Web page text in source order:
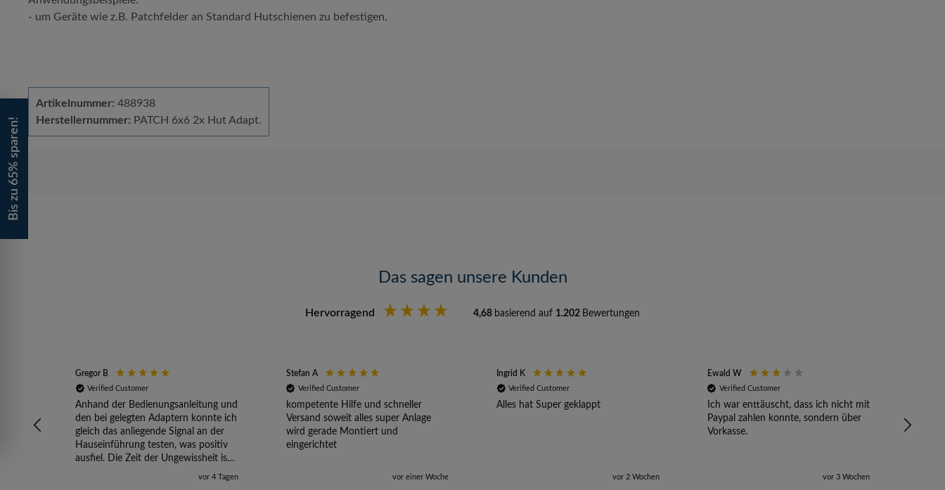
- um Geräte wie z.B. Patchfelder an Standard Hutschienen zu befestigen.
Artikelnummer: 488938
Herstellernummer: PATCH 6x6 2x Hut Adapt.
Das sagen unsere Kunden
Hervorragend 4,68 basierend auf 1.202 Bewertungen
Gregor B
Verified Customer
Anhand der Bedienungsanleitung und
den bei gelegten Adaptern konnte ich
gleich das anliegende Signal an der
Hauseinführung testen, was positiv
ausfiel. Die Zeit der Ungewissheit ist
jetzt vorbei, ich kann mit Sicherheit
vor 4 Tagen
Stefan A
Verified Customer
kompetente Hilfe und schneller
Versand soweit alles super Anlage
wird gerade Montiert und
eingerichtet
vor einer Woche
Ingrid K
Verified Customer
Alles hat Super geklappt
vor 2 Wochen
Ewald W
Verified Customer
Ich war enttäuscht, dass ich nicht mit
Paypal zahlen konnte, sondern über
Vorkasse.
vor 3 Wochen
Bis zu 65% sparen!